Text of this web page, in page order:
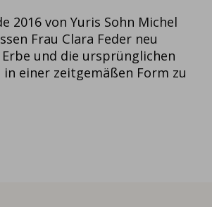
2016 von Yuris Sohn Michel
Frau Clara Feder neu
und die ursprünglichen
einer zeitgemäßen Form zu